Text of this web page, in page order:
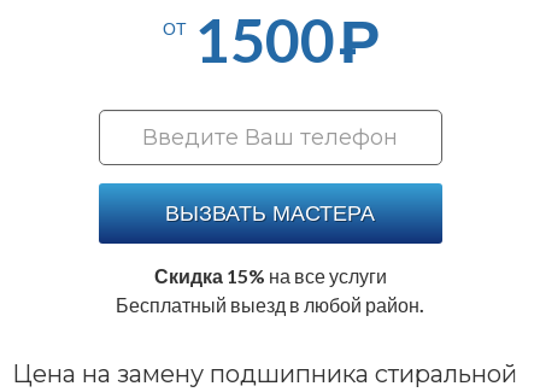
ОТ 1500Р
ВЫЗВАТЬ МАСТЕРА
Скидка 15% на все услуги
Бесплатный выезд в любой район.
Цена на замену подшипника стиральной